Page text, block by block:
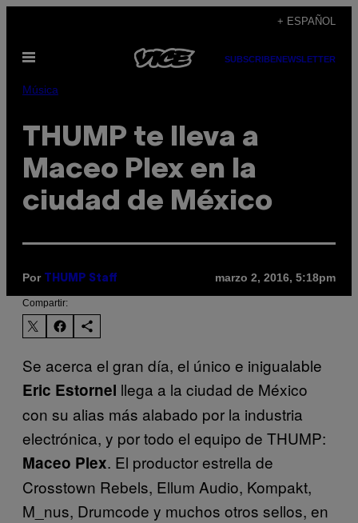
contenido
+ ESPAÑOL
Abrir
SUBSCRIBENEWSLETTER
Música
THUMP te lleva a
Maceo Plex en la
ciudad de México
Por THUMP Staff marzo 2, 2016, 5:18pm
Compartir:
Se acerca el gran día, el único e inigualable
Eric Estornel llega a la ciudad de México
con su alias más alabado por la industria
electrónica, y por todo el equipo de THUMP:
Maceo Plex. El productor estrella de
Crosstown Rebels, Ellum Audio, Kompakt,
M_nus, Drumcode y muchos otros sellos, en